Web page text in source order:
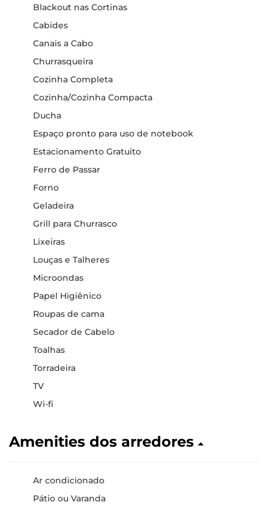
Blackout nas Cortinas
Cabides
Canais a Cabo
Churrasqueira
Cozinha Completa
Cozinha/Cozinha Compacta
Ducha
Espaço pronto para uso de notebook
Estacionamento Gratuito
Ferro de Passar
Forno
Geladeira
Grill para Churrasco
Lixeiras
Louças e Talheres
Microondas
Papel Higiênico
Roupas de cama
Secador de Cabelo
Toalhas
Torradeira
TV
Wi-fi
Amenities dos arredores
Ar condicionado
Pátio ou Varanda